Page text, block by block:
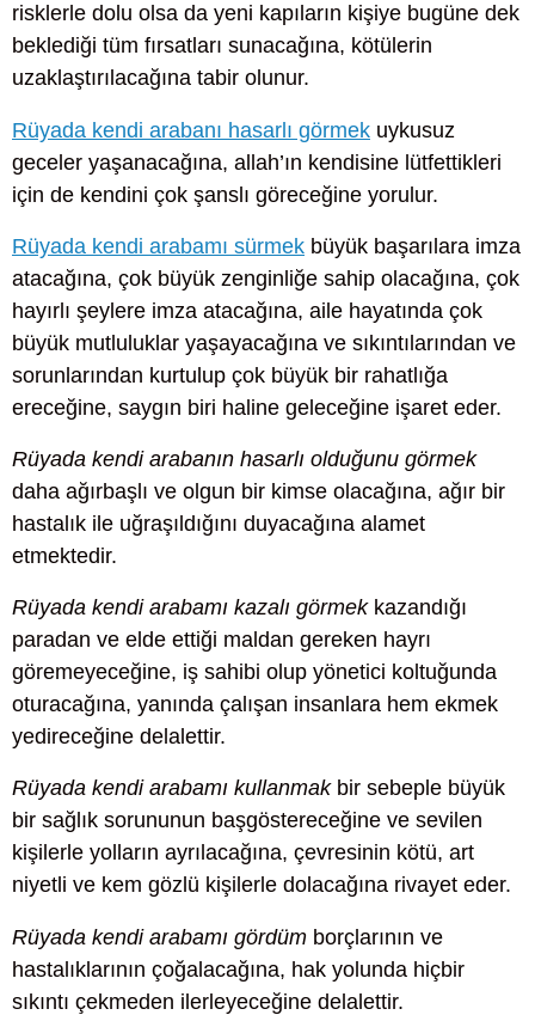
risklerle dolu olsa da yeni kapıların kişiye bugüne dek
beklediği tüm fırsatları sunacağına, kötülerin
uzaklaştırılacağına tabir olunur.
Rüyada kendi arabanı hasarlı görmek uykusuz
geceler yaşanacağına, allah’ın kendisine lütfettikleri
için de kendini çok şanslı göreceğine yorulur.
Rüyada kendi arabamı sürmek büyük başarılara imza
atacağına, çok büyük zenginliğe sahip olacağına, çok
hayırlı şeylere imza atacağına, aile hayatında çok
büyük mutluluklar yaşayacağına ve sıkıntılarından ve
sorunlarından kurtulup çok büyük bir rahatlığa
ereceğine, saygın biri haline geleceğine işaret eder.
Rüyada kendi arabanın hasarlı olduğunu görmek
daha ağırbaşlı ve olgun bir kimse olacağına, ağır bir
hastalık ile uğraşıldığını duyacağına alamet
etmektedir.
Rüyada kendi arabamı kazalı görmekkazandığı
paradan ve elde ettiği maldan gereken hayrı
göremeyeceğine, iş sahibi olup yönetici koltuğunda
oturacağına, yanında çalışan insanlara hem ekmek
yedireceğine delalettir.
Rüyada kendi arabamı kullanmakbir sebeple büyük
bir sağlık sorununun başgöstereceğine ve sevilen
kişilerle yolların ayrılacağına, çevresinin kötü, art
niyetli ve kem gözlü kişilerle dolacağına rivayet eder.
Rüyada kendi arabamı gördüm borçlarının ve
hastalıklarının çoğalacağına, hak yolunda hiçbir
sıkıntı çekmeden ilerleyeceğine delalettir.